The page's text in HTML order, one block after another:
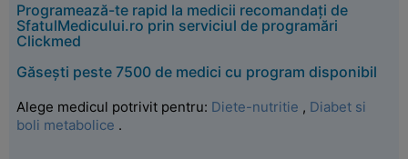
Programează-te rapid la medicii recomandați de
SfatulMedicului.ro prin serviciul de programări
Clickmed
Găsești peste 7500 de medici cu program disponibil
Alege medicul potrivit pentru: Diete-nutritie , Diabet si
boli metabolice .